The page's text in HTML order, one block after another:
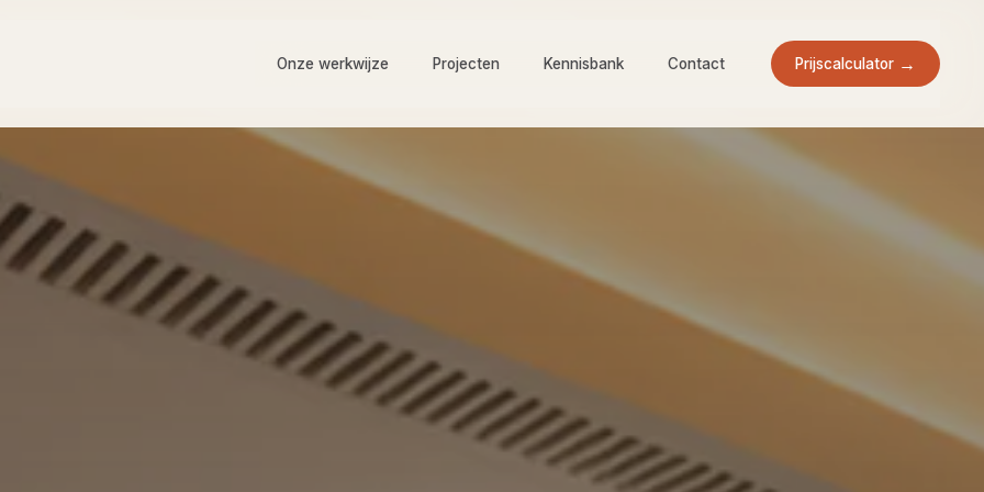
Onze werkwijze Projecten Kennisbank Contact Prijscalculator